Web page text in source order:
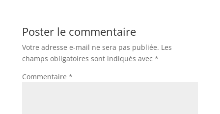
Poster le commentaire
Votre adresse e-mail ne sera pas publiée. Les
champs obligatoires sont indiqués avec *
Commentaire *